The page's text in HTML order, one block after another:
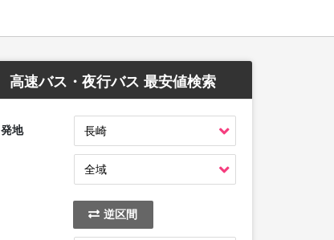
高速バス・夜行バス 最安値検索
地
逆区間